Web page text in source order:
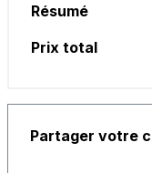
Résumé
Prix total
Partager votre